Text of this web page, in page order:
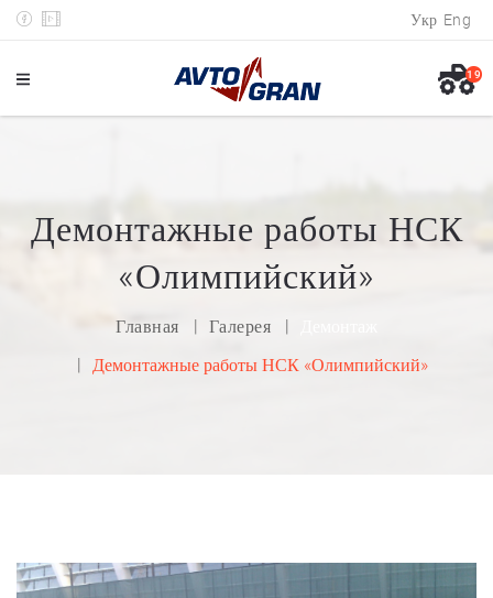
Укр Eng
19
Демонтажные работы НСК
«Олимпийский»
Главная Галерея
Демонтажные работы НСК «Олимпийский»